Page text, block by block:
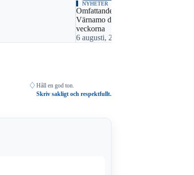
NYHETER
Omfattande vägarbeten i
Värnamo de kommande
veckorna
6 augusti, 2022 16:09
♢ Håll en god ton.
Skriv sakligt och respektfullt.